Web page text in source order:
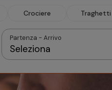
Crociere Traghetti
Partenza - Arrivo
Seleziona